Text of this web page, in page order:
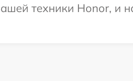
техники Honor, и